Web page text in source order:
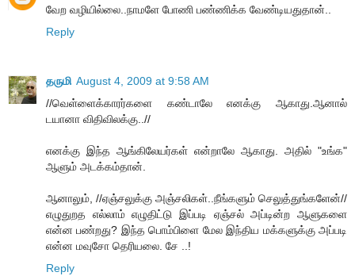
வேற வழியில்லை..நாமளே போணி பண்ணிக்க வேண்டியதுதான்..
Reply
தருமி August 4, 2009 at 9:58 AM
//வெள்ளைக்காரர்களை கண்டாலே எனக்கு ஆகாது.ஆனால்
டயானா விதிவிலக்கு..//
எனக்கு இந்த ஆங்கிலேயர்கள் என்றாலே ஆகாது. அதில் "உங்க"
ஆளும் அடக்கம்தான்.
ஆனாலும், //ஏஞ்சலுக்கு அஞ்சலிகள்..நீங்களும் செலுத்துங்களேன்//
எழுதுறத எல்லாம் எழுதிட்டு இப்படி ஏஞ்சல் அப்டின்ற ஆளுகளை
என்ன பண்றது? இந்த பொம்பிளை மேல இந்திய மக்களுக்கு அப்படி
என்ன மவுசோ தெரியலை. சே ..!
Reply